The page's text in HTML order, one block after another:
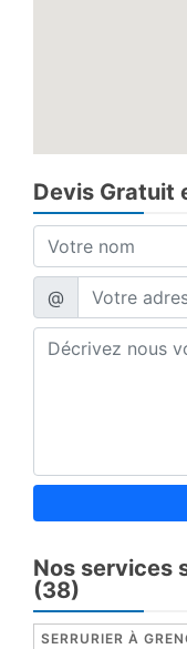
Devis Gratuit
@
Nos services
(38)
SERRURIER À